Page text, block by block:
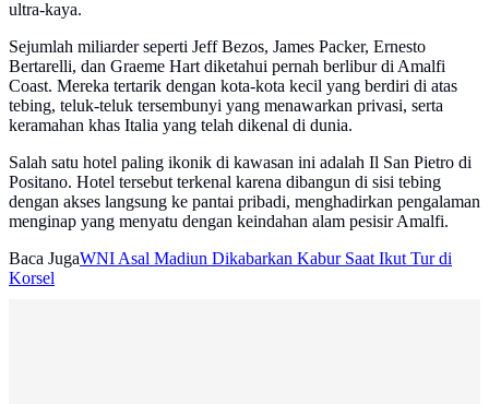
ultra-kaya.
Sejumlah miliarder seperti Jeff Bezos, James Packer, Ernesto
Bertarelli, dan Graeme Hart diketahui pernah berlibur di Amalfi
Coast. Mereka tertarik dengan kota-kota kecil yang berdiri di atas
tebing, teluk-teluk tersembunyi yang menawarkan privasi, serta
keramahan khas Italia yang telah dikenal di dunia.
Salah satu hotel paling ikonik di kawasan ini adalah Il San Pietro di
Positano. Hotel tersebut terkenal karena dibangun di sisi tebing
dengan akses langsung ke pantai pribadi, menghadirkan pengalaman
menginap yang menyatu dengan keindahan alam pesisir Amalfi.
Baca JugaWNI Asal Madiun Dikabarkan Kabur Saat Ikut Tur di
Korsel